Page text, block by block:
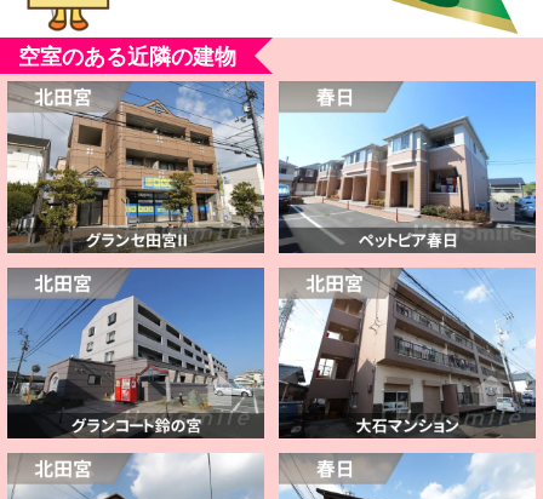
空室のある近隣の建物